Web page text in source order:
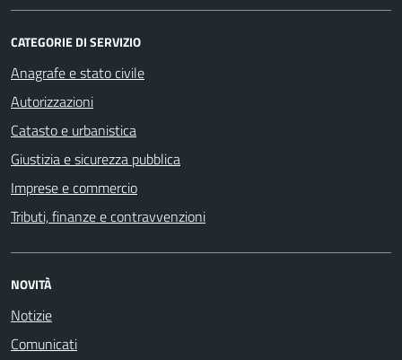
CATEGORIE DI SERVIZIO
Anagrafe e stato civile
Autorizzazioni
Catasto e urbanistica
Giustizia e sicurezza pubblica
Imprese e commercio
Tributi, finanze e contravvenzioni
NOVITÀ
Notizie
Comunicati